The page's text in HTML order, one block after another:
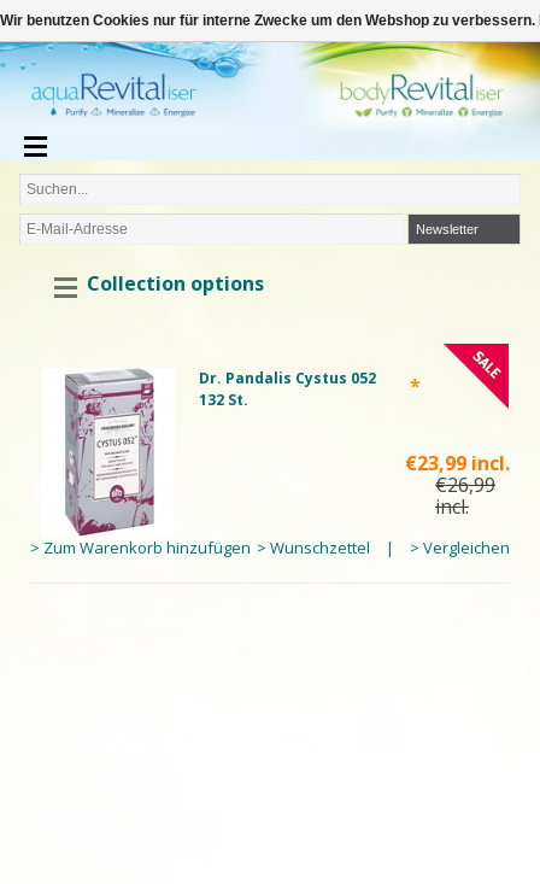
€0,00
Deutsch
€
Newsletter
Collection options
Dr. Pandalis Cystus 052
132 St.
€23,99 incl.
*
€26,99
incl.
> Zum Warenkorb hinzufügen > Wunschzettel | > Vergleichen
Wir benutzen Cookies nur für interne Zwecke um den Webshop zu